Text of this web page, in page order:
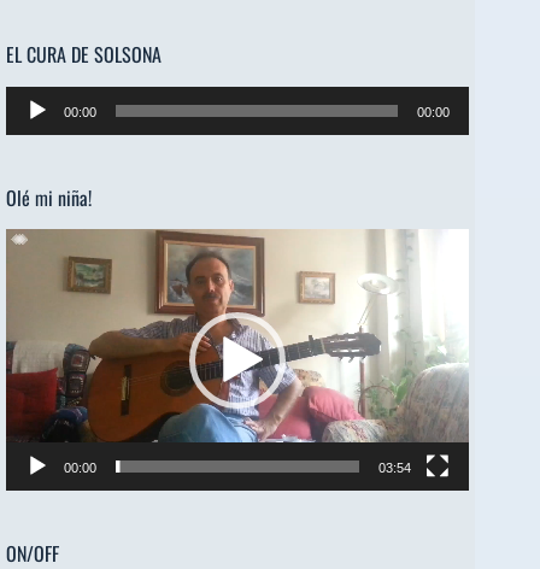
EL CURA DE SOLSONA
Reproductor
de
00:00 00:00
Olé mi niña!
Reproductor
00:00 03:54
ON/OFF